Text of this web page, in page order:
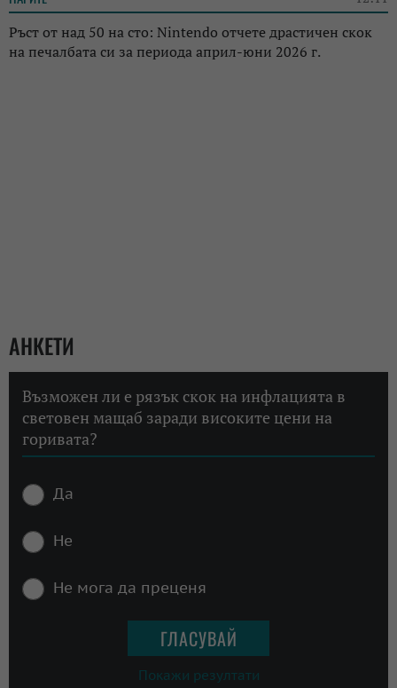
Ръст от над 50 на сто: Nintendo отчете драстичен скок
на печалбата си за периода април-юни 2026 г.
АНКЕТИ
Възможен ли е рязък скок на инфлацията в
световен мащаб заради високите цени на
горивата?
Да
Не
Не мога да преценя
Покажи резултати